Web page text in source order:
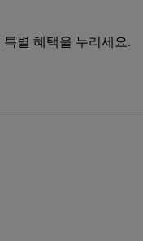
별 혜택을 누리세요.